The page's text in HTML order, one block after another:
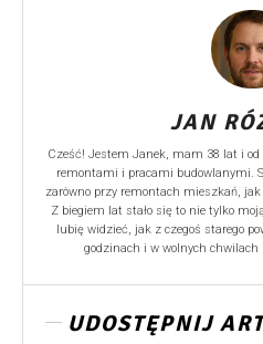
JAN
Cześć! Jestem Janek, mam 38 lat i
remontami i pracami budowlanymi.
zarówno przy remontach mieszkań, jak
Z biegiem lat stało się to nie tylko
lubię widzieć, jak z czegoś starego
godzinach i w wolnych chwilach
UDOSTĘPNIJ